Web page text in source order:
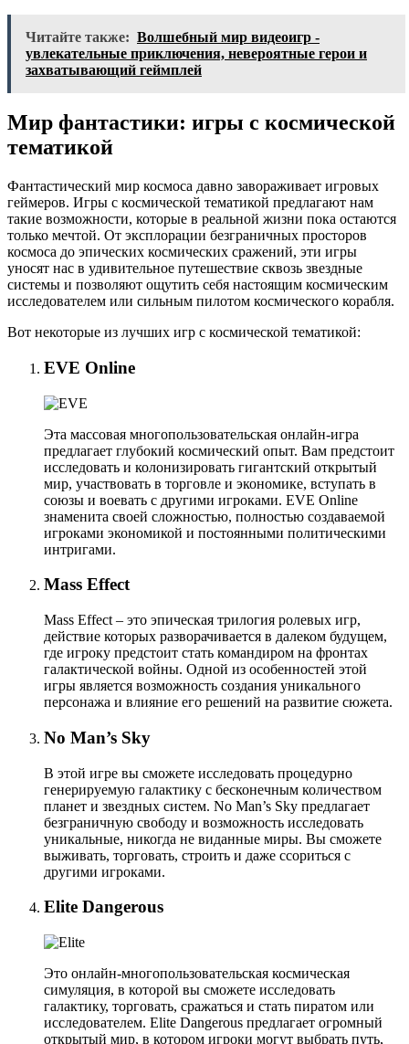
Читайте также: Волшебный мир видеоигр -
увлекательные приключения, невероятные герои и
захватывающий геймплей
Мир фантастики: игры с космической
тематикой
Фантастический мир космоса давно завораживает игровых
геймеров. Игры с космической тематикой предлагают нам
такие возможности, которые в реальной жизни пока остаются
только мечтой. От эксплорации безграничных просторов
космоса до эпических космических сражений, эти игры
уносят нас в удивительное путешествие сквозь звездные
системы и позволяют ощутить себя настоящим космическим
исследователем или сильным пилотом космического корабля.
Вот некоторые из лучших игр с космической тематикой:
EVE Online
Эта массовая многопользовательская онлайн-игра
предлагает глубокий космический опыт. Вам предстоит
исследовать и колонизировать гигантский открытый
мир, участвовать в торговле и экономике, вступать в
союзы и воевать с другими игроками. EVE Online
знаменита своей сложностью, полностью создаваемой
игроками экономикой и постоянными политическими
интригами.
Mass Effect
Mass Effect – это эпическая трилогия ролевых игр,
действие которых разворачивается в далеком будущем,
где игроку предстоит стать командиром на фронтах
галактической войны. Одной из особенностей этой
игры является возможность создания уникального
персонажа и влияние его решений на развитие сюжета.
No Man’s Sky
В этой игре вы сможете исследовать процедурно
генерируемую галактику с бесконечным количеством
планет и звездных систем. No Man’s Sky предлагает
безграничную свободу и возможность исследовать
уникальные, никогда не виданные миры. Вы сможете
выживать, торговать, строить и даже ссориться с
другими игроками.
Elite Dangerous
Это онлайн-многопользовательская космическая
симуляция, в которой вы сможете исследовать
галактику, торговать, сражаться и стать пиратом или
исследователем. Elite Dangerous предлагает огромный
открытый мир, в котором игроки могут выбрать путь,